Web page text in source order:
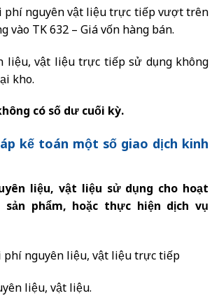
phí nguyên vật liệu trực tiếp vượt trên
TK 632 – Giá vốn hàng bán.
liệu, vật liệu trực tiếp sử dụng không
kho.
có số dư cuối kỳ.
kế toán một số giao dịch kinh
liệu, vật liệu sử dụng cho hoạt
phẩm, hoặc thực hiện dịch vụ
phí nguyên liệu, vật liệu trực tiếp
liệu, vật liệu.